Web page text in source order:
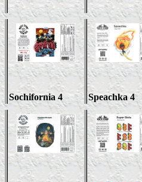
Sochifornia 4 Speachka 4